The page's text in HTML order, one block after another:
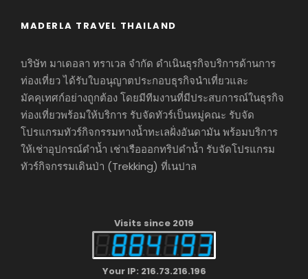
MADERLA TRAVEL THAILAND
บริษัท มาเดอลา ทราเวล จำกัด ดำเนินธุรกิจบริการด้านการ
ท่องเที่ยว ได้รับใบอนุญาตประกอบธุรกิจนำเที่ยวและ
มัคคุเทศก์อย่างถูกต้อง โดยมีทีมงานที่มีประสบการณ์ในธุรกิจ
ท่องเที่ยวพร้อมให้บริการ รับจัดทัวร์เป็นหมู่คณะ รับจัด
โปรแกรมทัวร์กิจกรรมทางน้ำทะเลฝั่งอันดามัน พร้อมบริการ
ให้เช่าอุปกรณ์ดำน้ำ เช่าเรือออกทริปดำน้ำ รับจัดโปรแกรม
ทัวร์กิจกรรมเดินป่า (Trekking) ที่เนปาล
Visits since 2019
Your IP: 216.73.216.196